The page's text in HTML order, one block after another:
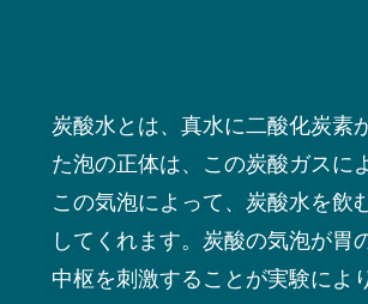
炭酸水とは、真水に二酸化炭素
た泡の正体は、この炭酸ガスに
この気泡によって、炭酸水を飲
してくれます。炭酸の気泡が胃
中枢を刺激することが実験によ